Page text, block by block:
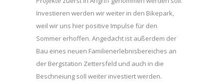
Investieren werden wir weiter in den Bikepark,
weil wir uns hier positive Impulse für den
Sommer erhoffen. Angedacht ist außerdem der
Bau eines neuen Familienerlebnisbereiches an
der Bergstation Zettersfeld und auch in die
Beschneiung soll weiter investiert werden.